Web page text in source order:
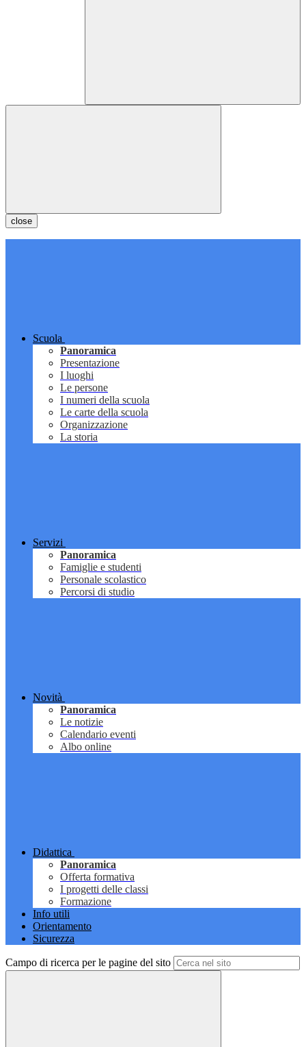
close
Scuola
Panoramica
Presentazione
I luoghi
Le persone
I numeri della scuola
Le carte della scuola
Organizzazione
La storia
Servizi
Panoramica
Famiglie e studenti
Personale scolastico
Percorsi di studio
Novità
Panoramica
Le notizie
Calendario eventi
Albo online
Didattica
Panoramica
Offerta formativa
I progetti delle classi
Formazione
Info utili
Orientamento
Sicurezza
Campo di ricerca per le pagine del sito